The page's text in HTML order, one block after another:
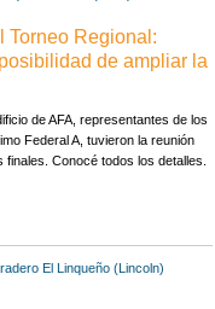
Torneo Regional:
de ampliar la
de AFA, representantes de los
Federal A, tuvieron la reunión
Conocé todos los detalles.
El Linqueño (Lincoln)